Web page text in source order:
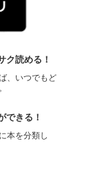
ク読める！
、いつでもど
できる！
本を分類し